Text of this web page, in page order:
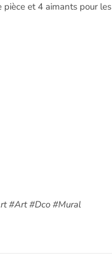
pièce et 4 aimants pour les
#Art #Dco #Mural